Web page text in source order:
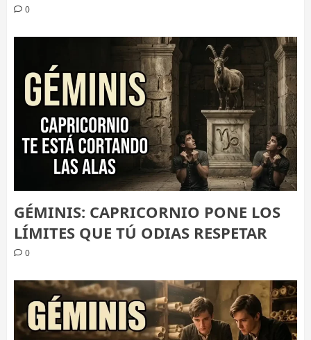
0
GÉMINIS: CAPRICORNIO PONE LOS
LÍMITES QUE TÚ ODIAS RESPETAR
0